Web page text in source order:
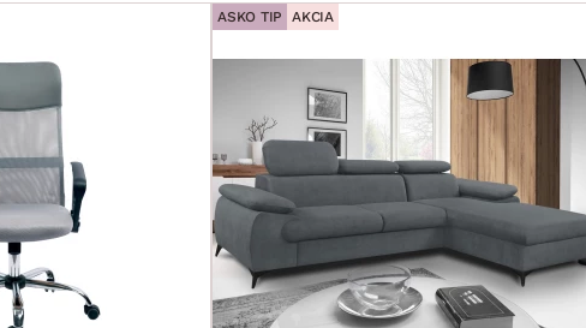
ASKO TIP AKCIA